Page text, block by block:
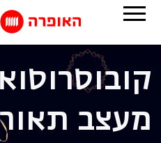
קובוס
מעצב